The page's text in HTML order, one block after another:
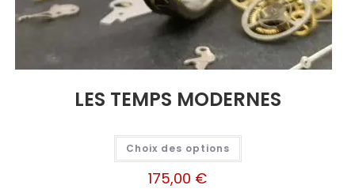
LES TEMPS MODERNES
Choix des options
175,00 €